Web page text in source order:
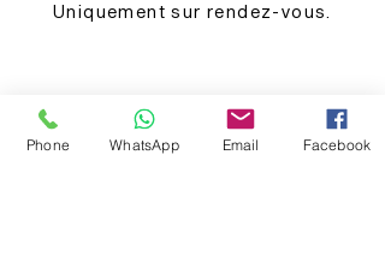
Uniquement sur rendez-vous.
Contact
Phone WhatsApp Email Facebook